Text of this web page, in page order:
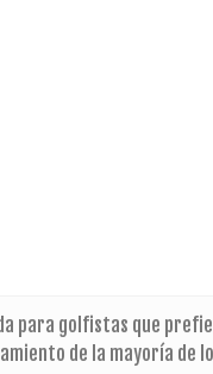
para golfistas que
de la mayoría de